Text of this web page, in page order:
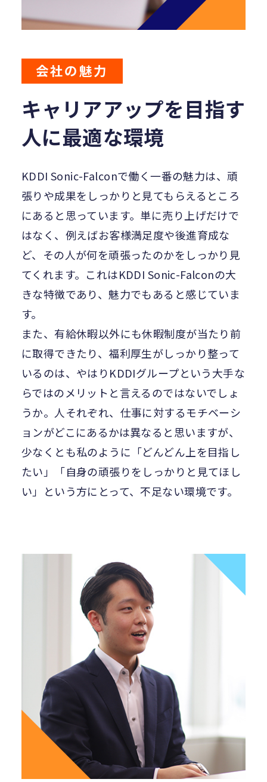
会社の魅力
キャリアアップを目指す
人に最適な環境
KDDI Sonic-Falconで働く一番の魅力は、頑
張りや成果をしっかりと見てもらえるところ
にあると思っています。単に売り上げだけで
はなく、例えばお客様満足度や後進育成な
ど、その人が何を頑張ったのかをしっかり見
てくれます。これはKDDI Sonic-Falconの大
きな特徴であり、魅力でもあると感じていま
す。
また、有給休暇以外にも休暇制度が当たり前
に取得できたり、福利厚生がしっかり整って
いるのは、やはりKDDIグループという大手な
らではのメリットと言えるのではないでしょ
うか。人それぞれ、仕事に対するモチベーシ
ョンがどこにあるかは異なると思いますが、
少なくとも私のように「どんどん上を目指し
たい」「自身の頑張りをしっかりと見てほし
い」という方にとって、不足ない環境です。